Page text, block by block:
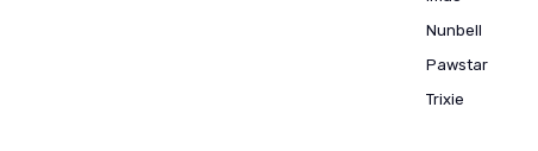
Nunbell
Pawstar
Trixie